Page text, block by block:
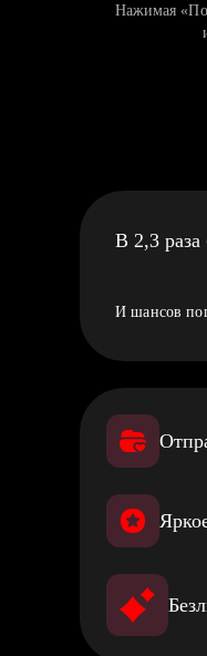
Нажимая
В 2,3
И шансов